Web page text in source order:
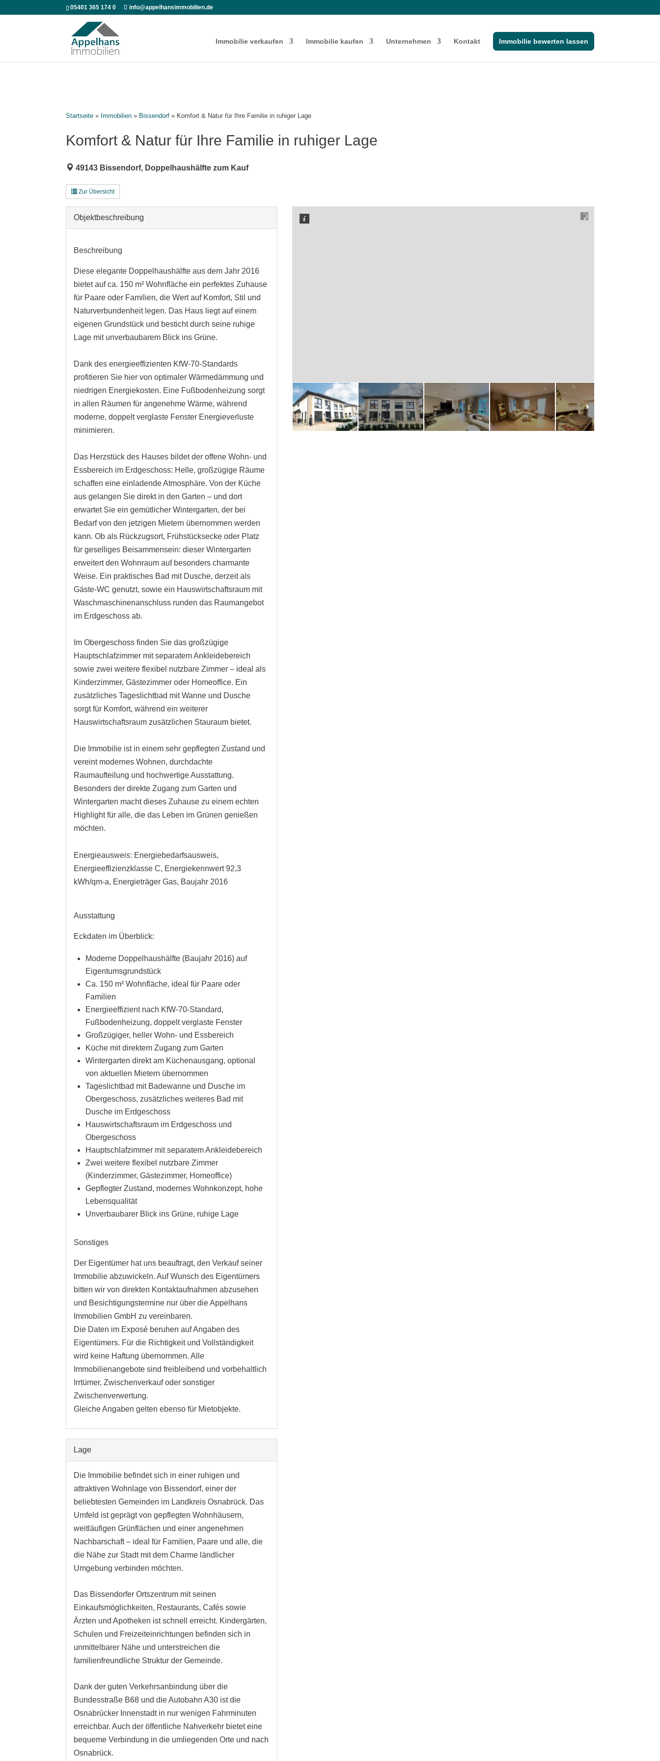
05401 365 174 0 info@appelhansimmobilien.de
Immobilie verkaufen Immobilie kaufen Unternehmen Kontakt Immobilie bewerten lassen
Startseite » Immobilien » Bissendorf » Komfort & Natur für Ihre Familie in ruhiger Lage
Komfort & Natur für Ihre Familie in ruhiger Lage
49143 Bissendorf, Doppelhaushälfte zum Kauf
Zur Übersicht
Objekt­beschreibung
Beschreibung
Diese elegante Doppelhaushälfte aus dem Jahr 2016
bietet auf ca. 150 m² Wohnfläche ein perfektes Zuhause
für Paare oder Familien, die Wert auf Komfort, Stil und
Naturverbundenheit legen. Das Haus liegt auf einem
eigenen Grundstück und besticht durch seine ruhige
Lage mit unverbaubarem Blick ins Grüne.
Dank des energieeffizienten KfW-70-Standards
profitieren Sie hier von optimaler Wärmedämmung und
niedrigen Energiekosten. Eine Fußbodenheizung sorgt
in allen Räumen für angenehme Wärme, während
moderne, doppelt verglaste Fenster Energieverluste
minimieren.
Das Herzstück des Hauses bildet der offene Wohn- und
Essbereich im Erdgeschoss: Helle, großzügige Räume
schaffen eine einladende Atmosphäre. Von der Küche
aus gelangen Sie direkt in den Garten – und dort
erwartet Sie ein gemütlicher Wintergarten, der bei
Bedarf von den jetzigen Mietern übernommen werden
kann. Ob als Rückzugsort, Frühstücksecke oder Platz
für geselliges Beisammensein: dieser Wintergarten
erweitert den Wohnraum auf besonders charmante
Weise. Ein praktisches Bad mit Dusche, derzeit als
Gäste-WC genutzt, sowie ein Hauswirtschaftsraum mit
Waschmaschinenanschluss runden das Raumangebot
im Erdgeschoss ab.
Im Obergeschoss finden Sie das großzügige
Hauptschlafzimmer mit separatem Ankleidebereich
sowie zwei weitere flexibel nutzbare Zimmer – ideal als
Kinderzimmer, Gästezimmer oder Homeoffice. Ein
zusätzliches Tageslichtbad mit Wanne und Dusche
sorgt für Komfort, während ein weiterer
Hauswirtschaftsraum zusätzlichen Stauraum bietet.
Die Immobilie ist in einem sehr gepflegten Zustand und
vereint modernes Wohnen, durchdachte
Raumaufteilung und hochwertige Ausstattung.
Besonders der direkte Zugang zum Garten und
Wintergarten macht dieses Zuhause zu einem echten
Highlight für alle, die das Leben im Grünen genießen
möchten.
Energieausweis: Energiebedarfsausweis,
Energieeffizienzklasse C, Energiekennwert 92,3
kWh/qm-a, Energieträger Gas, Baujahr 2016
Ausstattung
Eckdaten im Überblick:
Moderne Doppelhaushälfte (Baujahr 2016) auf
Eigentumsgrundstück
Ca. 150 m² Wohnfläche, ideal für Paare oder
Familien
Energieeffizient nach KfW-70-Standard,
Fußbodenheizung, doppelt verglaste Fenster
Großzügiger, heller Wohn- und Essbereich
Küche mit direktem Zugang zum Garten
Wintergarten direkt am Küchenausgang, optional
von aktuellen Mietern übernommen
Tageslichtbad mit Badewanne und Dusche im
Obergeschoss, zusätzliches weiteres Bad mit
Dusche im Erdgeschoss
Hauswirtschaftsraum im Erdgeschoss und
Obergeschoss
Hauptschlafzimmer mit separatem Ankleidebereich
Zwei weitere flexibel nutzbare Zimmer
(Kinderzimmer, Gästezimmer, Homeoffice)
Gepflegter Zustand, modernes Wohnkonzept, hohe
Lebensqualität
Unverbaubarer Blick ins Grüne, ruhige Lage
Sonstiges
Der Eigentümer hat uns beauftragt, den Verkauf seiner
Immobilie abzuwickeln. Auf Wunsch des Eigentümers
bitten wir von direkten Kontaktaufnahmen abzusehen
und Besichtigungstermine nur über die Appelhans
Immobilien GmbH zu vereinbaren.
Die Daten im Exposé beruhen auf Angaben des
Eigentümers. Für die Richtigkeit und Vollständigkeit
wird keine Haftung übernommen. Alle
Immobilienangebote sind freibleibend und vorbehaltlich
Irrtümer, Zwischenverkauf oder sonstiger
Zwischenverwertung.
Gleiche Angaben gelten ebenso für Mietobjekte.
Lage
Die Immobilie befindet sich in einer ruhigen und
attraktiven Wohnlage von Bissendorf, einer der
beliebtesten Gemeinden im Landkreis Osnabrück. Das
Umfeld ist geprägt von gepflegten Wohnhäusern,
weitläufigen Grünflächen und einer angenehmen
Nachbarschaft – ideal für Familien, Paare und alle, die
die Nähe zur Stadt mit dem Charme ländlicher
Umgebung verbinden möchten.
Das Bissendorfer Ortszentrum mit seinen
Einkaufsmöglichkeiten, Restaurants, Cafés sowie
Ärzten und Apotheken ist schnell erreicht. Kindergärten,
Schulen und Freizeiteinrichtungen befinden sich in
unmittelbarer Nähe und unterstreichen die
familienfreundliche Struktur der Gemeinde.
Dank der guten Verkehrsanbindung über die
Bundesstraße B68 und die Autobahn A30 ist die
Osnabrücker Innenstadt in nur wenigen Fahrminuten
erreichbar. Auch der öffentliche Nahverkehr bietet eine
bequeme Verbindung in die umliegenden Orte und nach
Osnabrück.